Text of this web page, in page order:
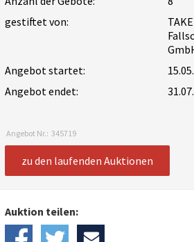
gestiftet von:
Angebot startet:
Angebot endet:
Angebot Nr.: 345719
zu den laufenden Auktionen
Auktion teilen: